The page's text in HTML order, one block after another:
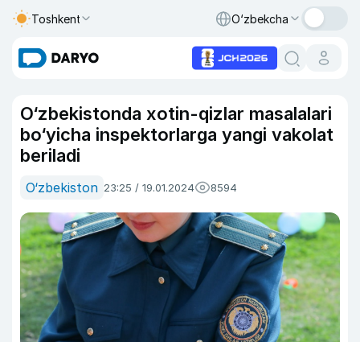
Toshkent O‘zbekcha
O‘zbekistonda xotin-qizlar masalalari
bo‘yicha inspektorlarga yangi vakolat
beriladi
O‘zbekiston 23:25 / 19.01.2024 8594